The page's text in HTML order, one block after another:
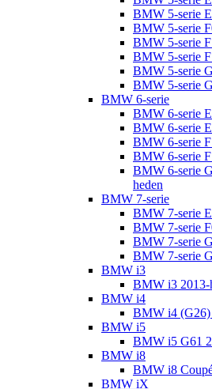
BMW 5-serie
BMW 5-serie
BMW 5-serie
BMW 5-serie
BMW 5-serie
BMW 5-serie
BMW 6-serie
BMW 6-serie
BMW 6-serie
BMW 6-serie
BMW 6-serie
BMW 6-serie
heden
BMW 7-serie
BMW 7-serie
BMW 7-serie
BMW 7-serie
BMW 7-serie
BMW i3
BMW i3 2013-
BMW i4
BMW i4 (G26)
BMW i5
BMW i5 G61
BMW i8
BMW i8
BMW iX